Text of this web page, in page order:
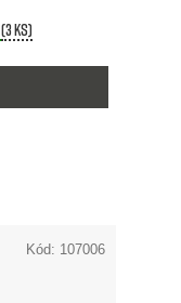
(3 ks)
Kód: 107006